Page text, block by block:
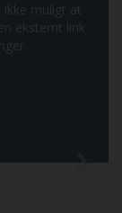
ikke muligt at
eksternt link